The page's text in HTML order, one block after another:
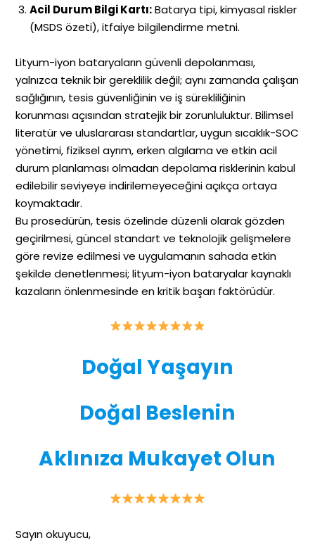
Acil Durum Bilgi Kartı:Batarya tipi, kimyasal riskler
(MSDS özeti), itfaiye bilgilendirme metni.
Lityum-iyon bataryaların güvenli depolanması,
yalnızca teknik bir gereklilik değil; aynı zamanda çalışan
sağlığının, tesis güvenliğinin ve iş sürekliliğinin
korunması açısından stratejik bir zorunluluktur. Bilimsel
literatür ve uluslararası standartlar, uygun sıcaklık-SOC
yönetimi, fiziksel ayrım, erken algılama ve etkin acil
durum planlaması olmadan depolama risklerinin kabul
edilebilir seviyeye indirilemeyeceğini açıkça ortaya
koymaktadır.
Bu prosedürün, tesis özelinde düzenli olarak gözden
geçirilmesi, güncel standart ve teknolojik gelişmelere
göre revize edilmesi ve uygulamanın sahada etkin
şekilde denetlenmesi; lityum-iyon bataryalar kaynaklı
kazaların önlenmesinde en kritik başarı faktörüdür.
Doğal Yaşayın
Doğal Beslenin
Aklınıza Mukayet Olun
Sayın okuyucu,